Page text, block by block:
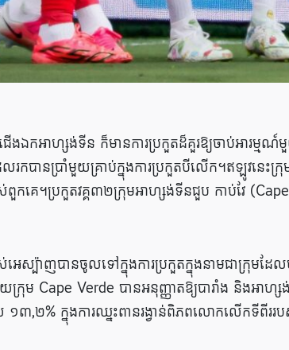
ើងឯកអាហ្សង់ទីន ក៏មានការប្រកួតដ៏គួរឱ្យចាប់អារម្ម
កបានប្រាំមួយគ្រាប់ក្នុងការប្រកួតបីលើក។ឥឡូវនេះក្
គេ។ប្រកួតវគ្គ៣២ក្រុមអាហ្សង់ទីនជួប កាប់វែ
ស្ប៉ាញបានចូលទៅក្នុងការប្រកួតក្នុងនាមជាក្រុមដែលម
ក្រុម Cape Verde បានអនុញ្ញាតឱ្យបារាំង និងអាហ្
១៣,២% ក្នុងការឈ្នះពានរង្វាន់ពិភពលោកលើកទីពីរ